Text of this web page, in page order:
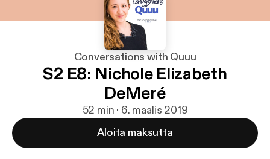
Conversations with Quuu
S2 E8: Nichole Elizabeth
DeMeré
52 min · 6. maalis 2019
Aloita maksutta